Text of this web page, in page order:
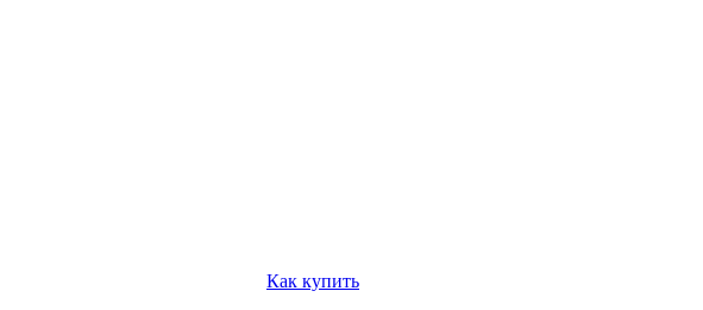
Как купить